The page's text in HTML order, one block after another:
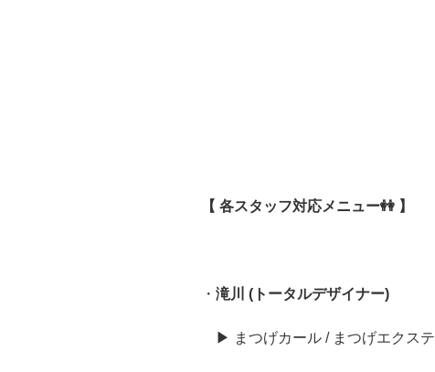
【 各スタッフ対応メニュー👭 】
・ 滝川 (トータルデザイナー)
▶︎ まつげカール / まつげエクステ